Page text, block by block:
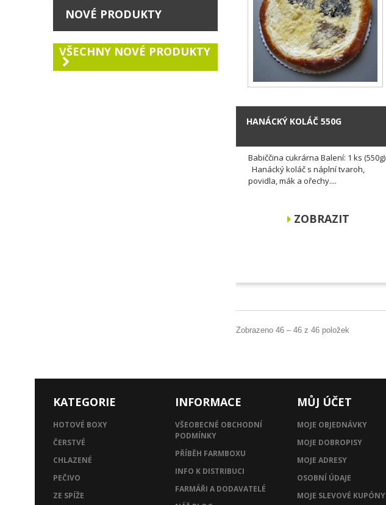
NOVÉ PRODUKTY
VŠECHNY NOVÉ PRODUKTY
HANÁCKÝ KOLÁČ 550G
Babiččina cukrárna Balení: 1 ks (550g)
Hanácký koláč s náplní tvaroh,
povidla, mák a ořechy....
ZOBRAZIT
Zobrazeno 46 – 46 z 46 položek
KATEGORIE
HOTOVÉ BOXY
ČERSTVÉ
CHLAZENÉ
PEČIVO
ZE SPÍŽE
INFORMACE
VŠEOBECNÉ OBCHODNÍ
PODMÍNKY
PŘÍBĚH FARMBOXU
INFO K DISTRIBUCI
FARMÁŘI A DODAVATELÉ
MŮJ ÚČET
MOJE OBJEDNÁVKY
MOJE DOBROPISY
MOJE ADRESY
OSOBNÍ ÚDAJE
MOJE SLEVOVÉ KUPÓNY